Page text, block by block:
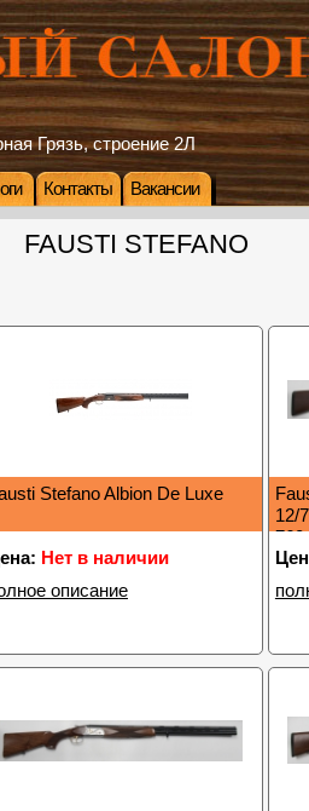
Грязь, строение 2Л
Контакты Вакансии
FAUSTI STEFANO
Stefano Albion De Luxe
Нет в наличии
описание
12/